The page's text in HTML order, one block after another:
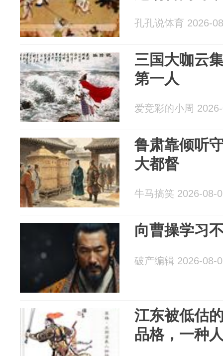
孔孔说体育 2026-
三国大咖云
第一人
爱竞彩的小周
鲁肃靠倾听
大都督
牛马搞笑 2026-08-
向曹操学习
破产编辑 2026-08-
江东被低估
品格，一种